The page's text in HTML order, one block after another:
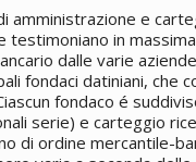
amministrazione e
testimoniano in
dalle varie
fondaci datiniani, che
fondaco é
serie) e carteggio
di ordine mercantile-